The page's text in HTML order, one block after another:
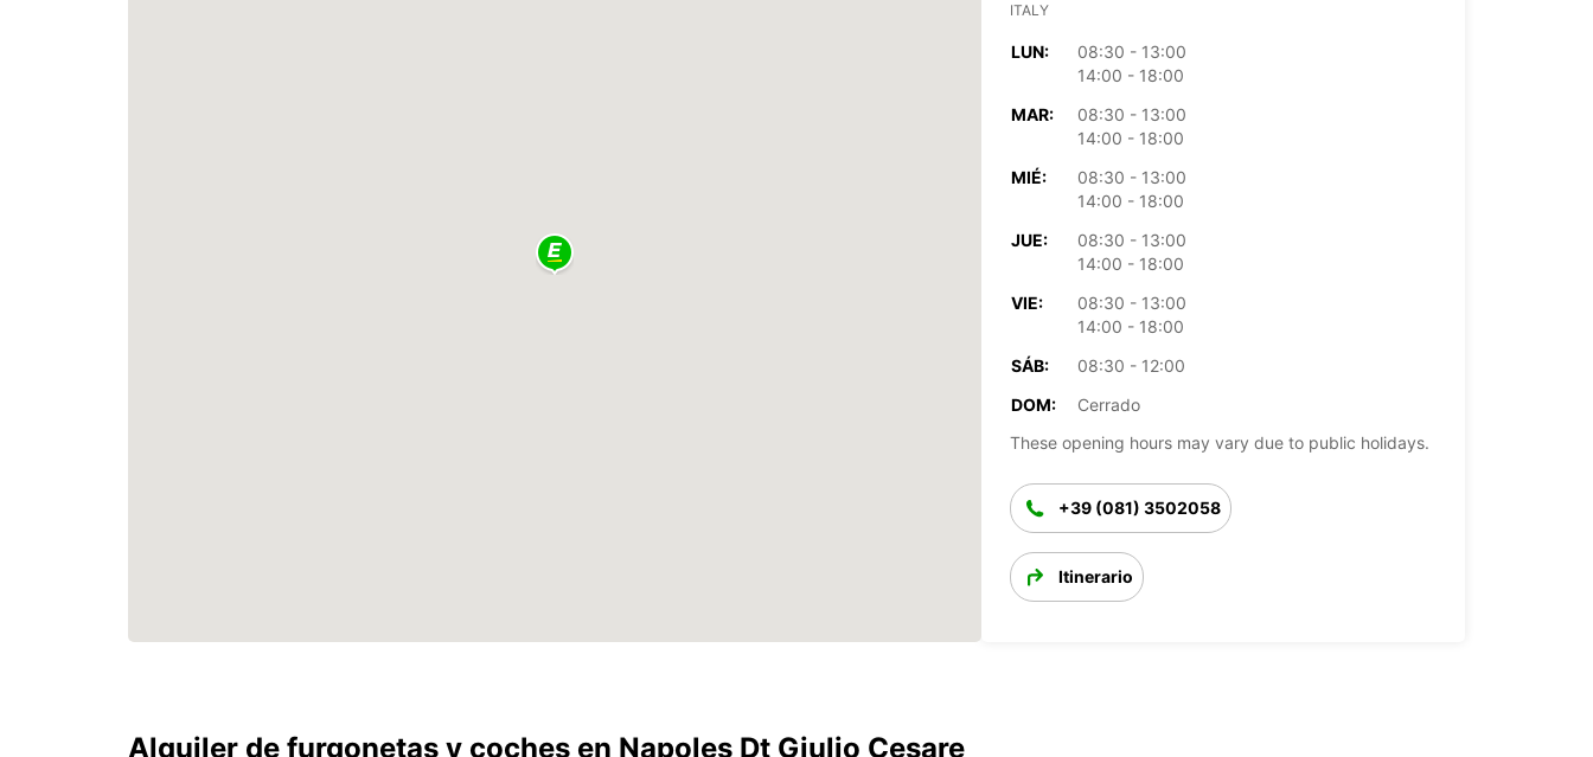
ITALY
LUN:
08:30 - 13:00
14:00 - 18:00
MAR:
08:30 - 13:00
14:00 - 18:00
MIÉ:
08:30 - 13:00
14:00 - 18:00
JUE:
08:30 - 13:00
14:00 - 18:00
VIE:
08:30 - 13:00
14:00 - 18:00
SÁB:
08:30 - 12:00
DOM:
Cerrado
These opening hours may vary due to public holidays.
+39 (081) 3502058
Itinerario
Alquiler de furgonetas y coches en Napoles Dt Giulio Cesare